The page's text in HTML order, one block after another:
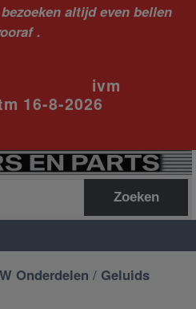
altijd even bellen
.
16-8-2026
Zoeken
Onderdelen / Geluids